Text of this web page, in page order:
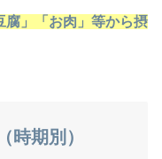
腐」「お肉」等から摂
時期別）